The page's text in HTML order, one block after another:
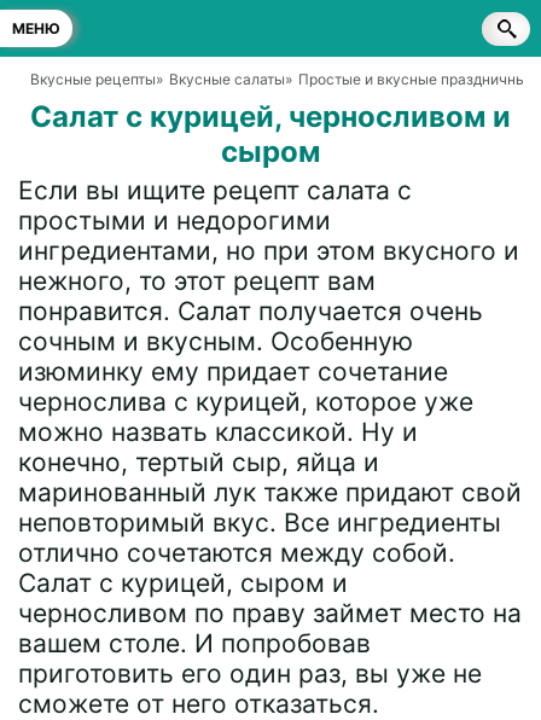
МЕНЮ
Вкусные рецепты» Вкусные салаты» Простые и вкусные праздничные
Салат с курицей, черносливом и
сыром
Если вы ищите рецепт салата с
простыми и недорогими
ингредиентами, но при этом вкусного и
нежного, то этот рецепт вам
понравится. Салат получается очень
сочным и вкусным. Особенную
изюминку ему придает сочетание
чернослива с курицей, которое уже
можно назвать классикой. Ну и
конечно, тертый сыр, яйца и
маринованный лук также придают свой
неповторимый вкус. Все ингредиенты
отлично сочетаются между собой.
Салат с курицей, сыром и
черносливом по праву займет место на
вашем столе. И попробовав
приготовить его один раз, вы уже не
сможете от него отказаться.